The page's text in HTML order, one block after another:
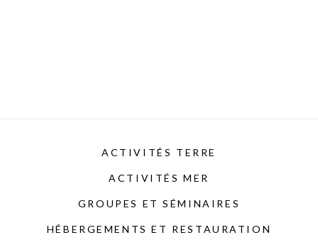
ACTIVITÉS TERRE
ACTIVITÉS MER
GROUPES ET SÉMINAIRES
HÉBERGEMENTS ET RESTAURATION